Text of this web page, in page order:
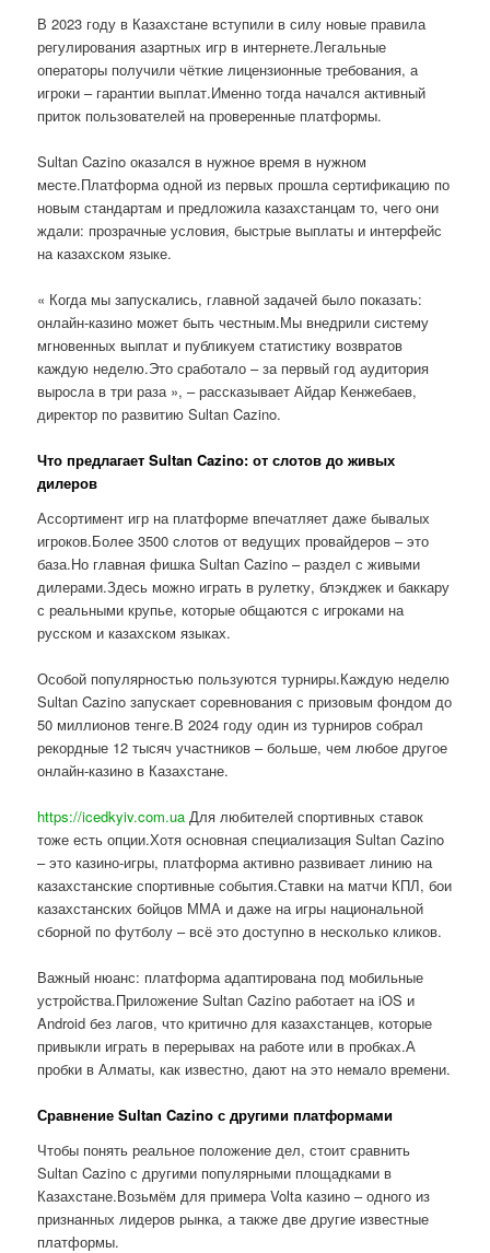
В 2023 году в Казахстане вступили в силу новые правила
регулирования азартных игр в интернете.Легальные
операторы получили чёткие лицензионные требования, а
игроки – гарантии выплат.Именно тогда начался активный
приток пользователей на проверенные платформы.
Sultan Cazino оказался в нужное время в нужном
месте.Платформа одной из первых прошла сертификацию по
новым стандартам и предложила казахстанцам то, чего они
ждали: прозрачные условия, быстрые выплаты и интерфейс
на казахском языке.
« Когда мы запускались, главной задачей было показать:
онлайн-казино может быть честным.Мы внедрили систему
мгновенных выплат и публикуем статистику возвратов
каждую неделю.Это сработало – за первый год аудитория
выросла в три раза », – рассказывает Айдар Кенжебаев,
директор по развитию Sultan Cazino.
Что предлагает Sultan Cazino: от слотов до живых
дилеров
Ассортимент игр на платформе впечатляет даже бывалых
игроков.Более 3500 слотов от ведущих провайдеров – это
база.Но главная фишка Sultan Cazino – раздел с живыми
дилерами.Здесь можно играть в рулетку, блэкджек и баккару
с реальными крупье, которые общаются с игроками на
русском и казахском языках.
Особой популярностью пользуются турниры.Каждую неделю
Sultan Cazino запускает соревнования с призовым фондом до
50 миллионов тенге.В 2024 году один из турниров собрал
рекордные 12 тысяч участников – больше, чем любое другое
онлайн-казино в Казахстане.
https://icedkyiv.com.ua Для любителей спортивных ставок
тоже есть опции.Хотя основная специализация Sultan Cazino
– это казино-игры, платформа активно развивает линию на
казахстанские спортивные события.Ставки на матчи КПЛ, бои
казахстанских бойцов ММА и даже на игры национальной
сборной по футболу – всё это доступно в несколько кликов.
Важный нюанс: платформа адаптирована под мобильные
устройства.Приложение Sultan Cazino работает на iOS и
Android без лагов, что критично для казахстанцев, которые
привыкли играть в перерывах на работе или в пробках.А
пробки в Алматы, как известно, дают на это немало времени.
Сравнение Sultan Cazino с другими платформами
Чтобы понять реальное положение дел, стоит сравнить
Sultan Cazino с другими популярными площадками в
Казахстане.Возьмём для примера Volta казино – одного из
признанных лидеров рынка, а также две другие известные
платформы.